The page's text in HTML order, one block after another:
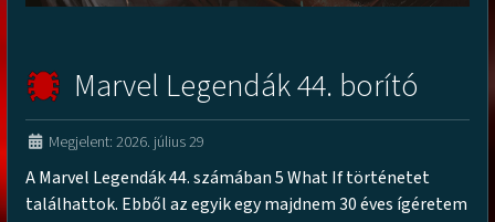
Marvel Legendák 44. borító
Megjelent: 2026. július 29
A Marvel Legendák 44. számában 5 What If történetet
találhattok. Ebből az egyik egy majdnem 30 éves ígéretem